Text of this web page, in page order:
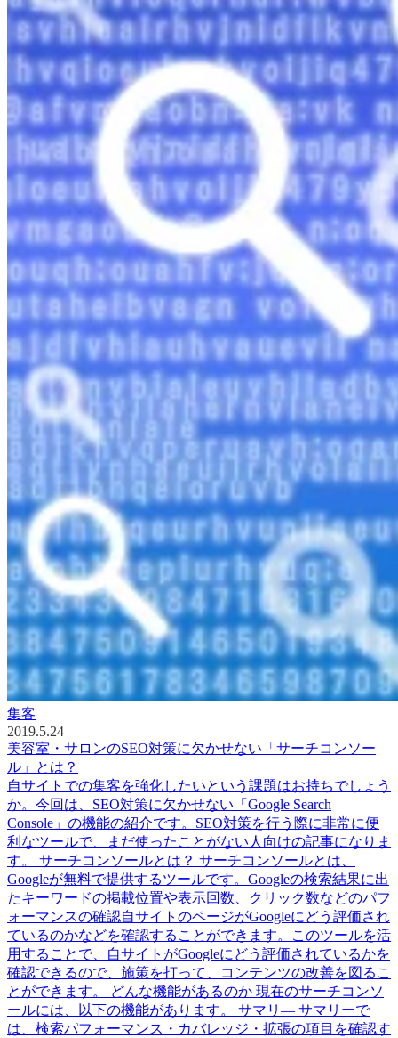
集客
2019.5.24
美容室・サロンのSEO対策に欠かせない「サーチコンソー
ル」とは？
自サイトでの集客を強化したいという課題はお持ちでしょう
か。今回は、SEO対策に欠かせない「Google Search
Console」の機能の紹介です。SEO対策を行う際に非常に便
利なツールで、まだ使ったことがない人向けの記事になりま
す。 サーチコンソールとは？ サーチコンソールとは、
Googleが無料で提供するツールです。Googleの検索結果に出
たキーワードの掲載位置や表示回数、クリック数などのパフ
ォーマンスの確認自サイトのページがGoogleにどう評価され
ているのかなどを確認することができます。このツールを活
用することで、自サイトがGoogleにどう評価されているかを
確認できるので、施策を打って、コンテンツの改善を図るこ
とができます。 どんな機能があるのか 現在のサーチコンソ
ールには、以下の機能があります。 サマリ― サマリーで
は、検索パフォーマンス・カバレッジ・拡張の項目を確認す